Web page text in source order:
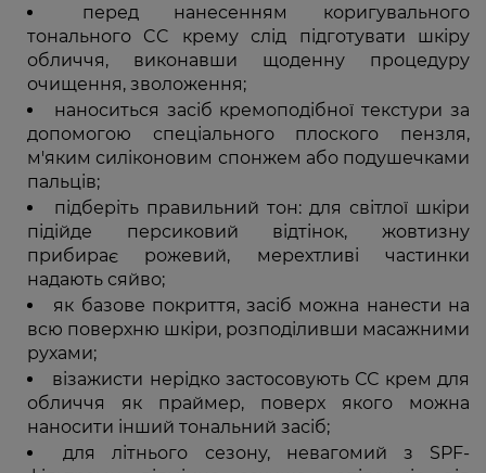
перед нанесенням коригувального
тонального CC крему слід підготувати шкіру
обличчя, виконавши щоденну процедуру
очищення, зволоження;
наноситься засіб кремоподібної текстури за
допомогою спеціального плоского пензля,
м'яким силіконовим спонжем або подушечками
пальців;
підберіть правильний тон: для світлої шкіри
підійде персиковий відтінок, жовтизну
прибирає рожевий, мерехтливі частинки
надають сяйво;
як базове покриття, засіб можна нанести на
всю поверхню шкіри, розподіливши масажними
рухами;
візажисти нерідко застосовують СС крем для
обличчя як праймер, поверх якого можна
наносити інший тональний засіб;
для літнього сезону, невагомий з SPF-